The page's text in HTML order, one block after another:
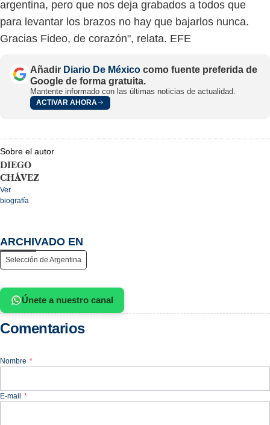
argentina, pero que nos deja grabados a todos que
para levantar los brazos no hay que bajarlos nunca.
Gracias Fideo, de corazón", relata. EFE
Añadir Diario De México como fuente preferida de
Google de forma gratuita.
Mantente informado con las últimas noticias de actualidad.
ACTIVAR AHORA
Sobre el autor
DIEGO
CHÁVEZ
Ver
biografía
ARCHIVADO EN
Selección de Argentina
Únete a nuestro canal
Comentarios
Nombre *
E-mail *